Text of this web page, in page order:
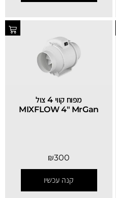
מפוח קווי 4 צול
MIXFLOW 4″ MrGan
₪300
קנה עכשיו